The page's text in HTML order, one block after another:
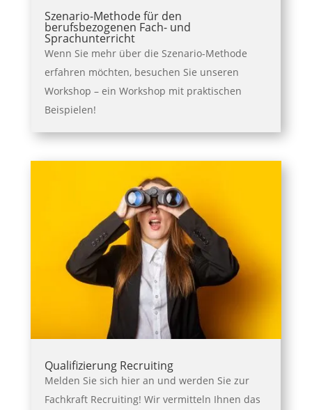
Szenario-Methode für den
berufsbezogenen Fach- und
Sprachunterricht
Wenn Sie mehr über die Szenario-Methode
erfahren möchten, besuchen Sie unseren
Workshop – ein Workshop mit praktischen
Beispielen!
Qualifizierung Recruiting
Melden Sie sich hier an und werden Sie zur
Fachkraft Recruiting! Wir vermitteln Ihnen das